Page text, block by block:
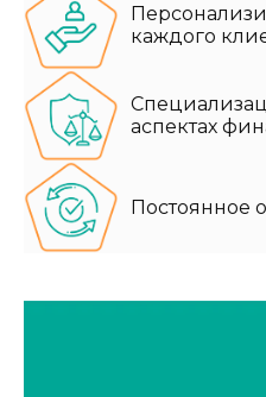
каждого
аспектах
Постоянное